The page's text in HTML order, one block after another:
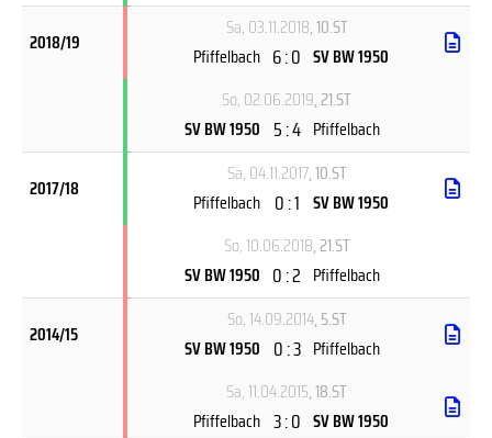
2018/19
Sa, 03.11.2018, 10.ST
Pfiffelbach 6 : 0 SV BW 1950
So, 02.06.2019, 21.ST
SV BW 1950 5 : 4 Pfiffelbach
2017/18
Sa, 04.11.2017, 10.ST
Pfiffelbach 0 : 1 SV BW 1950
So, 10.06.2018, 21.ST
SV BW 1950 0 : 2 Pfiffelbach
2014/15
So, 14.09.2014, 5.ST
SV BW 1950 0 : 3 Pfiffelbach
Sa, 11.04.2015, 18.ST
Pfiffelbach 3 : 0 SV BW 1950